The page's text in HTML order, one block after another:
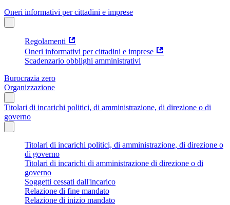
Oneri informativi per cittadini e imprese
Regolamenti
Oneri informativi per cittadini e imprese
Scadenzario obblighi amministrativi
Burocrazia zero
Organizzazione
Titolari di incarichi politici, di amministrazione, di direzione o di
governo
Titolari di incarichi politici, di amministrazione, di direzione o
di governo
Titolari di incarichi di amministrazione di direzione o di
governo
Soggetti cessati dall'incarico
Relazione di fine mandato
Relazione di inizio mandato